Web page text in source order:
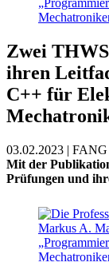
Zwei
ihren
C++ für
03.02.2023 |
Mit der
Prüfungen und